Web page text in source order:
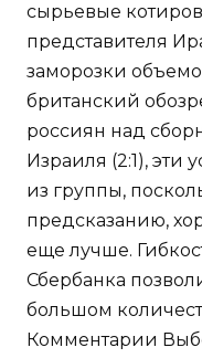
сырьевые
представителя
заморозки
британский
россиян над
Израиля (2:1), эти
из группы,
предсказанию,
еще лучше.
Сбербанка
большом
Комментарии